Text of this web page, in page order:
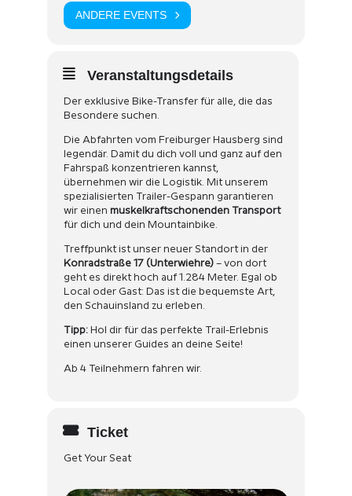
ANDERE EVENTS
Veranstaltungsdetails
Der exklusive Bike-Transfer für alle, die das
Besondere suchen.
Die Abfahrten vom Freiburger Hausberg sind
legendär. Damit du dich voll und ganz auf den
Fahrspaß konzentrieren kannst,
übernehmen wir die Logistik. Mit unserem
spezialisierten Trailer-Gespann garantieren
wir einen muskelkraftschonenden Transport
für dich und dein Mountainbike.
Treffpunkt ist unser neuer Standort in der
Konradstraße 17 (Unterwiehre) – von dort
geht es direkt hoch auf 1.284 Meter. Egal ob
Local oder Gast: Das ist die bequemste Art,
den Schauinsland zu erleben.
Tipp: Hol dir für das perfekte Trail-Erlebnis
einen unserer Guides an deine Seite!
Ab 4 Teilnehmern fahren wir.
Ticket
Get Your Seat